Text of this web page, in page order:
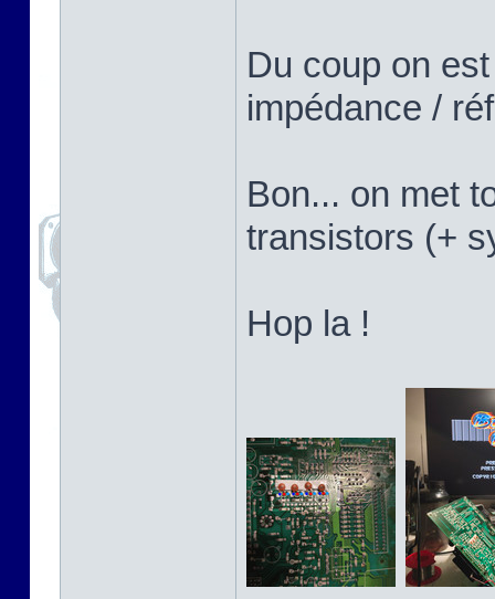
Du coup on
impédance /
Bon... on met
transistors (+
Hop la !